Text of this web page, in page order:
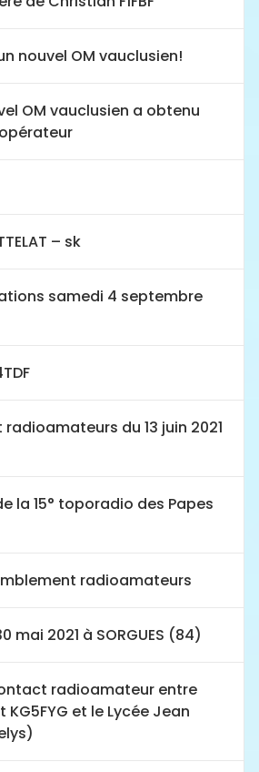
nouvel OM vauclusien!
OM vauclusien a obtenu
– sk
samedi 4 septembre
du 13 juin 2021
la 15° toporadio des Papes
radioamateurs
mai 2021 à SORGUES (84)
radioamateur entre
et le Lycée Jean